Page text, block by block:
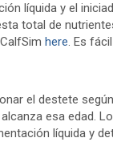
líquida y el
total de
here. Es
el destete
esa edad.
líquida y